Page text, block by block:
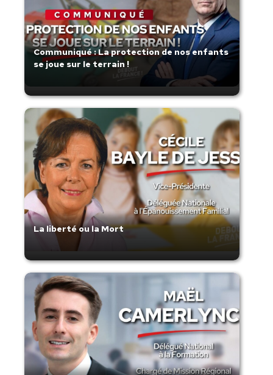
Communiqué : La protection de nos enfants
se joue sur le terrain !
La liberté ou la Mort